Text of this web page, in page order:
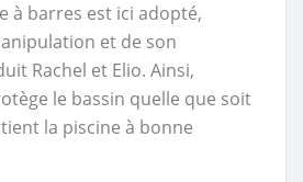
à barres est ici adopté,
et de son
Rachel et Elio. Ainsi,
le bassin quelle que soit
la piscine à bonne